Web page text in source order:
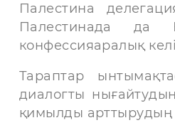
Палестина
Палестинада да
конфессияаралық
Тараптар
диалогты
қимылды арттырудың